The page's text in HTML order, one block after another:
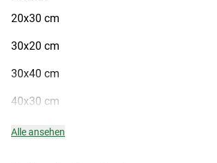
20x30 cm
30x20 cm
30x40 cm
40x30 cm
Alle ansehen